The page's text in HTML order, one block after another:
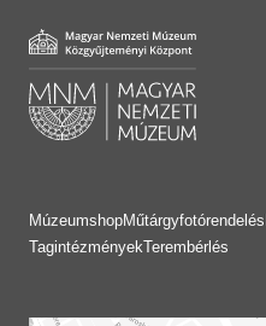
MúzeumshopMűtárgyfotórendelés
TagintézményekTerembérlés